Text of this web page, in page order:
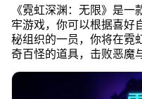
《霓虹深渊：无限》是
牢游戏，你可以根据喜好
秘组织的一员，你将在霓
奇百怪的道具，击败恶魔